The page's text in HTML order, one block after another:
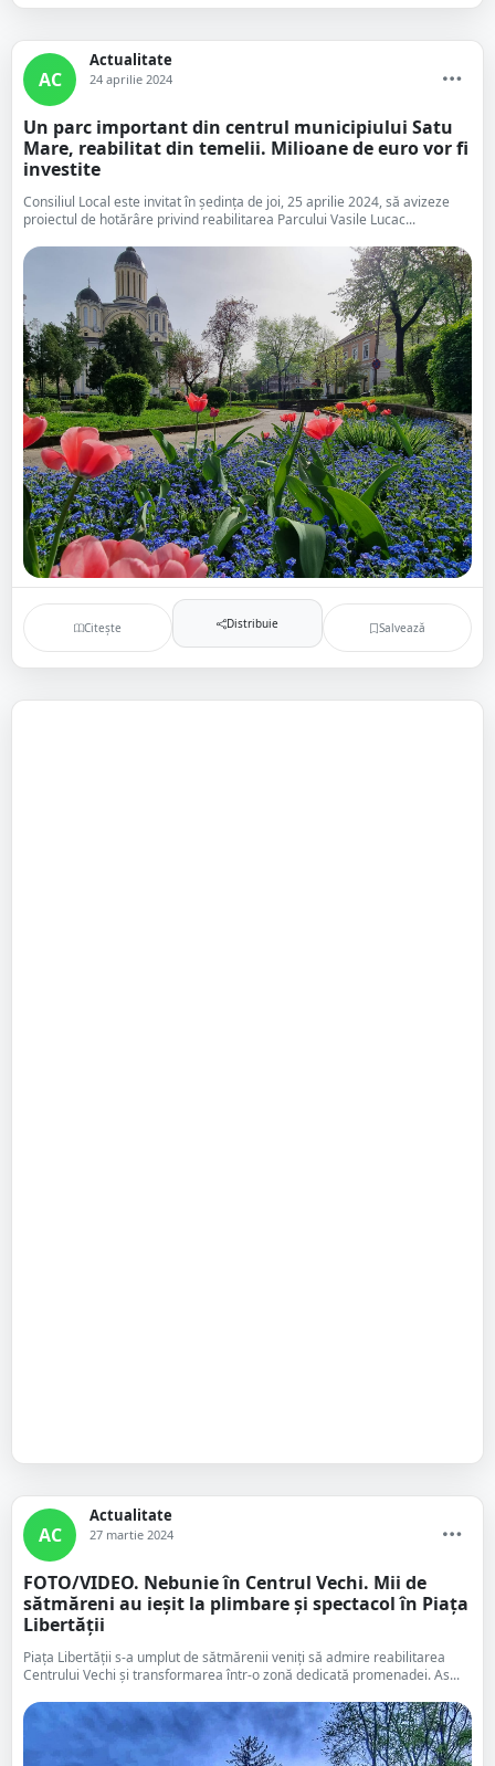
AC
Actualitate
24 aprilie 2024
Un parc important din centrul municipiului Satu
Mare, reabilitat din temelii. Milioane de euro vor fi
investite
Consiliul Local este invitat în ședința de joi, 25 aprilie 2024, să avizeze
proiectul de hotărâre privind reabilitarea Parcului Vasile Lucac...
Citește Distribuie Salvează
AC
Actualitate
27 martie 2024
FOTO/VIDEO. Nebunie în Centrul Vechi. Mii de
sătmăreni au ieșit la plimbare și spectacol în Piața
Libertății
Piața Libertății s-a umplut de sătmărenii veniți să admire reabilitarea
Centrului Vechi și transformarea într-o zonă dedicată promenadei. As...